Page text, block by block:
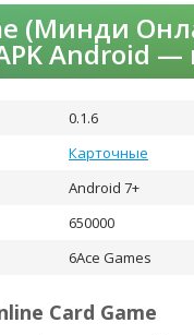
(Минди
Android —
0.1.6
Карточные
Android 7+
650000
6Ace Games
Card Game